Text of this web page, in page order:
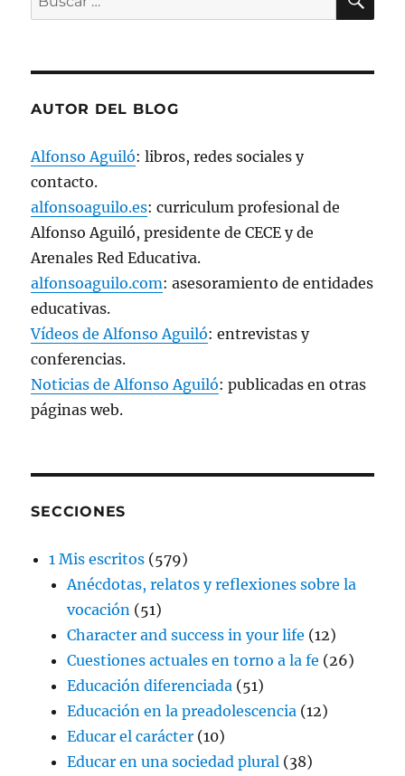
por:
AUTOR DEL BLOG
Alfonso Aguiló: libros, redes sociales y
contacto.
alfonsoaguilo.es: curriculum profesional de
Alfonso Aguiló, presidente de CECE y de
Arenales Red Educativa.
alfonsoaguilo.com: asesoramiento de entidades
educativas.
Vídeos de Alfonso Aguiló: entrevistas y
conferencias.
Noticias de Alfonso Aguiló: publicadas en otras
páginas web.
SECCIONES
1 Mis escritos (579)
Anécdotas, relatos y reflexiones sobre la
vocación (51)
Character and success in your life (12)
Cuestiones actuales en torno a la fe (26)
Educación diferenciada (51)
Educación en la preadolescencia (12)
Educar el carácter (10)
Educar en una sociedad plural (38)